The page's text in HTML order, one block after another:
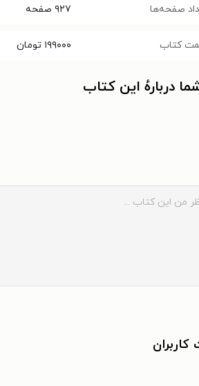
صفحه‌ها ۹۲۷ صفحه
کتاب ۱۹۹۰۰۰ تومان
دربارهٔ این کتاب
کاربران